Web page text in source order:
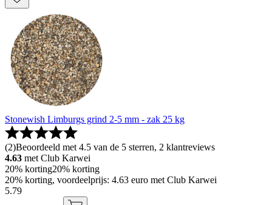
Stonewish Limburgs grind 2-5 mm - zak 25 kg
(2)Beoordeeld met 4.5 van de 5 sterren, 2 klantreviews
4.63 met Club Karwei
20% korting20% korting
20% korting, voordeelprijs: 4.63 euro met Club Karwei
5.79